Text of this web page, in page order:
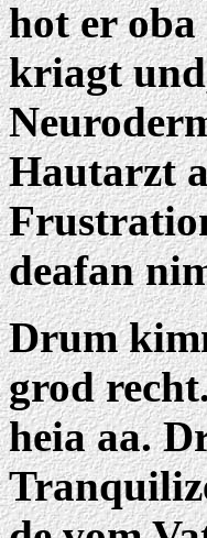
hot er
kriagt
Hautarzt
deafan
Drum
grod
heia aa.